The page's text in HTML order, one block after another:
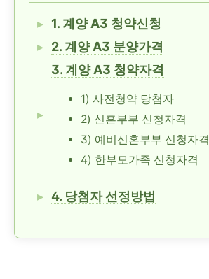
1. 계양 A3 청약신청
2. 계양 A3 분양가격
3. 계양 A3 청약자격
1) 사전청약 당첨자
2) 신혼부부 신청자격
3) 예비신혼부부 신청자격
4) 한부모가족 신청자격
4. 당첨자 선정방법